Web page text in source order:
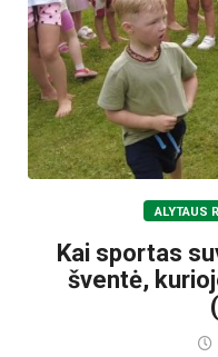
ALYTAUS
Kai sportas
šventė,